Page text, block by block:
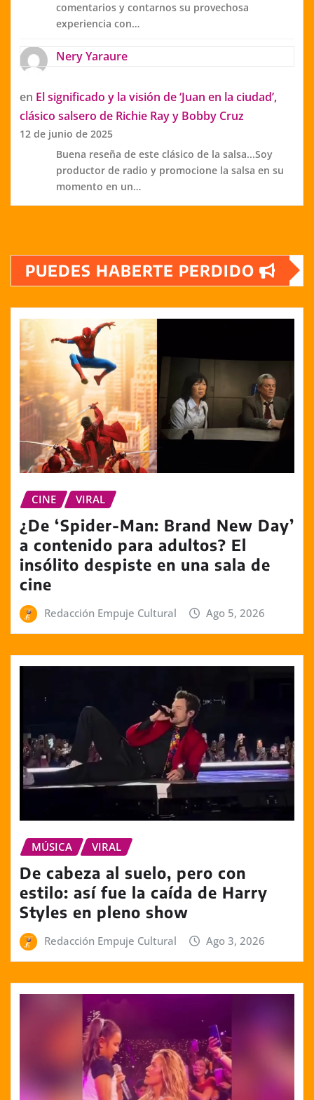
comentarios y contarnos su provechosa
experiencia con…
Nery Yaraure
en El significado y la visión de ‘Juan en la ciudad’,
clásico salsero de Richie Ray y Bobby Cruz
12 de junio de 2025
Buena reseña de este clásico de la salsa...Soy
productor de radio y promocione la salsa en su
momento en un…
PUEDES HABERTE PERDIDO
CINE VIRAL
¿De ‘Spider-Man: Brand New Day’
a contenido para adultos? El
insólito despiste en una sala de
cine
Redacción Empuje Cultural Ago 5, 2026
MÚSICA VIRAL
De cabeza al suelo, pero con
estilo: así fue la caída de Harry
Styles en pleno show
Redacción Empuje Cultural Ago 3, 2026